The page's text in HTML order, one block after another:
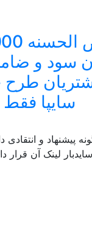
وام قرض
و ضامن
طرح
سایپا فقط تا 22 مرداد!
و انتقادی
لینک آن قرار دارد